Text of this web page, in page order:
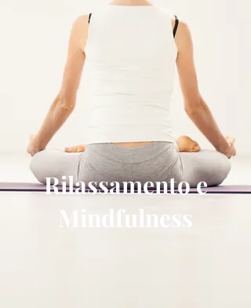
Rilassamento e
Mindfulness